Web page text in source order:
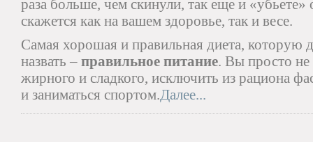
раза больше, чем скинули, так еще и
скажется как на вашем здоровье, так и весе.
Самая хорошая и правильная диета, которую
назвать – правильное питание. Вы просто
жирного и сладкого, исключить из рациона
и заниматься спортом.Далее...